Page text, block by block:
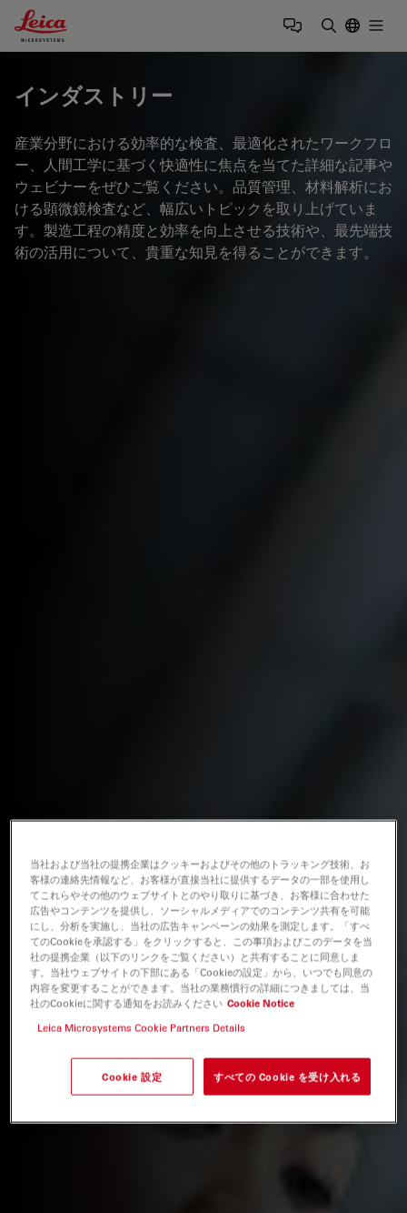
Leica Microsystems Logo
インダストリー
産業分野における効率的な検査、最適化されたワークフロ
ー、人間工学に基づく快適性に焦点を当てた詳細な記事や
ウェビナーをぜひご覧ください。品質管理、材料解析にお
ける顕微鏡検査など、幅広いトピックを取り上げていま
す。製造工程の精度と効率を向上させる技術や、最先端技
術の活用について、貴重な知見を得ることができます。
当社および当社の提携企業はクッキーおよびその他のトラッキング技術、お
客様の連絡先情報など、お客様が直接当社に提供するデータの一部を使用し
てこれらやその他のウェブサイトとのやり取りに基づき、お客様に合わせた
広告やコンテンツを提供し、ソーシャルメディアでのコンテンツ共有を可能
にし、分析を実施し、当社の広告キャンペーンの効果を測定します。「すべ
てのCookieを承認する」をクリックすると、この事項およびこのデータを当
社の提携企業（以下のリンクをご覧ください）と共有することに同意しま
す。当社ウェブサイトの下部にある「Cookieの設定」から、いつでも同意の
内容を変更することができます。当社の業務慣行の詳細につきましては、当
社のCookieに関する通知をお読みください Cookie Notice
Leica Microsystems Cookie Partners Details
Cookie 設定 すべての Cookie を受け入れる